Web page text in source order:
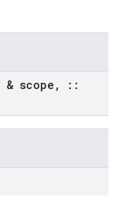
& scope ,
::